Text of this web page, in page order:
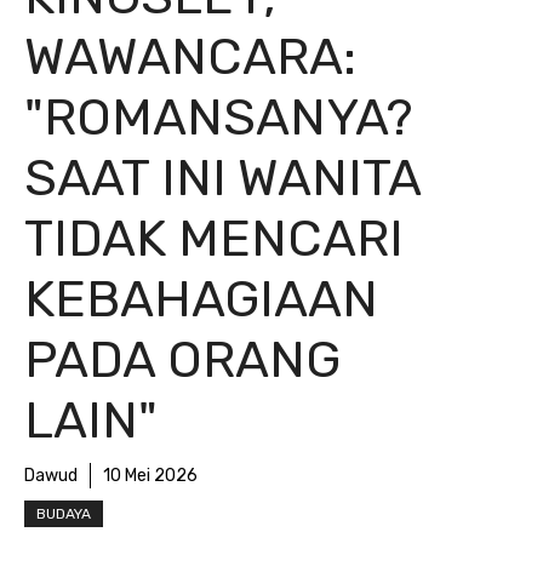
WAWANCARA:
"ROMANSANYA?
SAAT INI WANITA
TIDAK MENCARI
KEBAHAGIAAN
PADA ORANG
LAIN"
Dawud 10 Mei 2026
BUDAYA